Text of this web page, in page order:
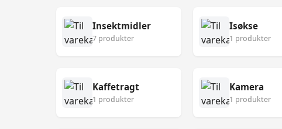
Insektmidler
7 produkter
Isøkse
1 produkter
Kaffetragt
1 produkter
Kamera
1 produkter